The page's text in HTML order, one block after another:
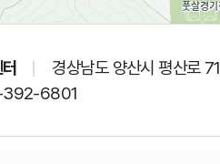
경상남도 양산시 평산로 71
6801